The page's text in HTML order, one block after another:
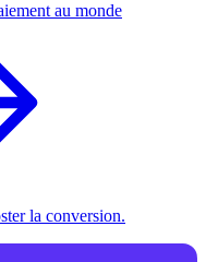
au monde
la conversion.